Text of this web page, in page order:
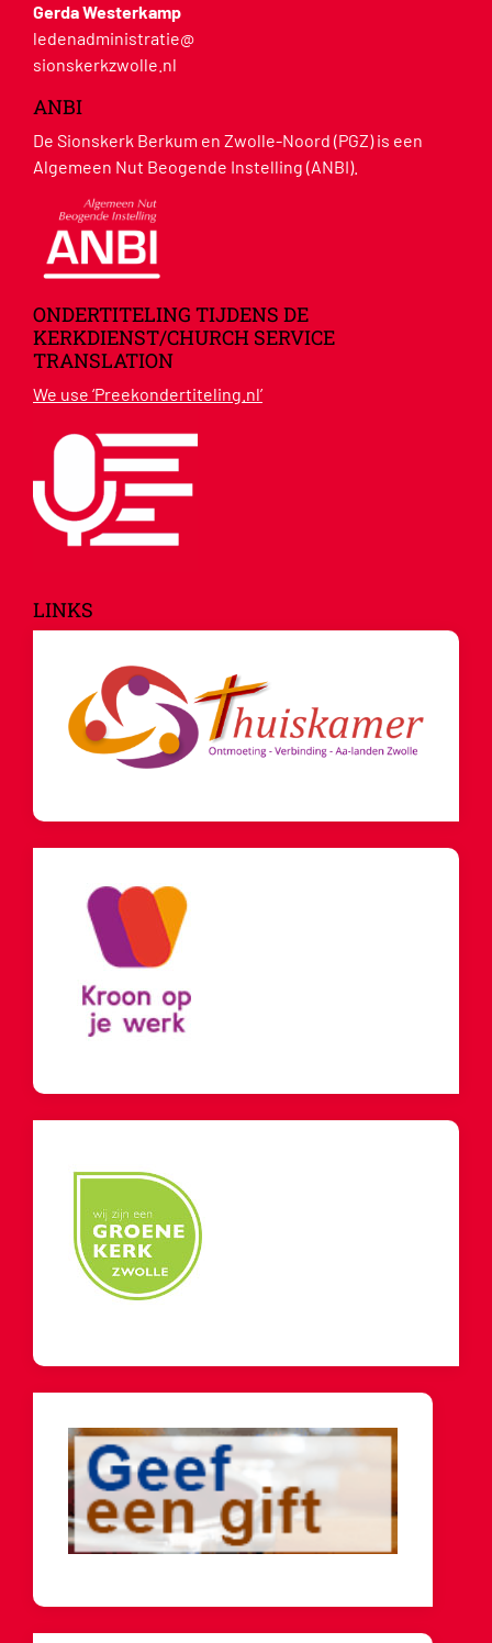
Gerda Westerkamp
ledenadministratie@
sionskerkzwolle.nl
ANBI
De Sionskerk Berkum en Zwolle-Noord (PGZ) is een
Algemeen Nut Beogende Instelling (ANBI).
ONDERTITELING TIJDENS DE
KERKDIENST/CHURCH SERVICE
TRANSLATION
We use ‘Preekondertiteling.nl’
LINKS